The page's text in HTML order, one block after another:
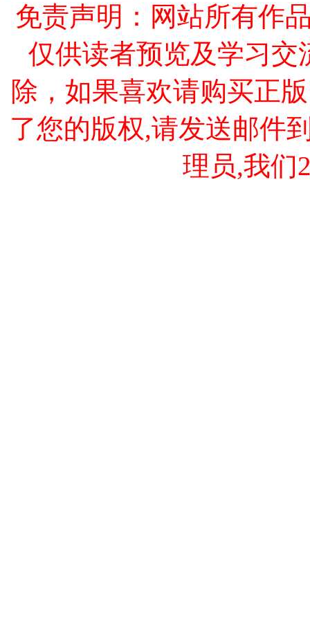
免责声明：网站所有作
仅供读者预览及学习交
除，如果喜欢请购买正
了您的版权,请发送邮件
理员,我们